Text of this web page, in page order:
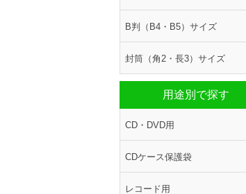
B判（B4・B5）サイズ
封筒（角2・長3）サイズ
用途別で探す
CD・DVD用
CDケース保護袋
レコード用